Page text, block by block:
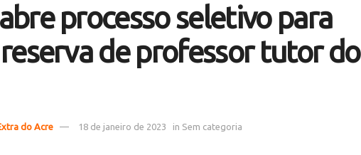
processo seletivo para
de professor tutor do
do Acre 18 de janeiro de 2023 in Sem categoria